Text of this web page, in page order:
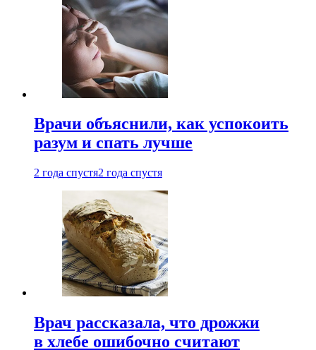
Врачи объяснили, как успокоить
разум и спать лучше
2 года спустя2 года спустя
Врач рассказала, что дрожжи
в хлебе ошибочно считают